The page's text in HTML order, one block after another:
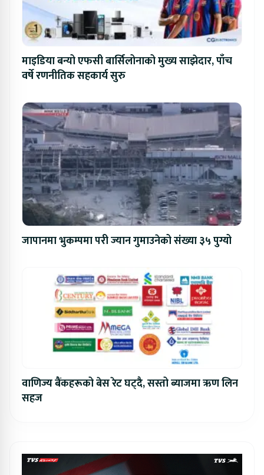
माइडिया बन्यो एफसी बार्सिलोनाको मुख्य साझेदार, पाँच
वर्षे रणनीतिक सहकार्य सुरु
जापानमा भुकम्पमा परी ज्यान गुमाउनेको संख्या ३५ पुग्यो
वाणिज्य बैंकहरूको बेस रेट घट्दै, सस्तो ब्याजमा ऋण लिन
सहज